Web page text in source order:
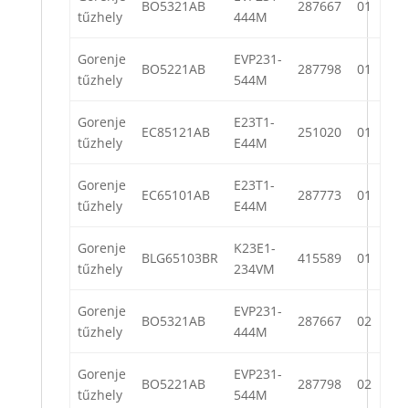
tűzhely
BO5321AB
444M
287667 01
Gorenje
tűzhely
BO5221AB
EVP231-
544M
287798 01
Gorenje
tűzhely
EC85121AB
E23T1-
E44M
251020 01
Gorenje
tűzhely
EC65101AB
E23T1-
E44M
287773 01
Gorenje
tűzhely
BLG65103BR
K23E1-
234VM
415589 01
Gorenje
tűzhely
BO5321AB
EVP231-
444M
287667 02
Gorenje
tűzhely
BO5221AB
EVP231-
544M
287798 02